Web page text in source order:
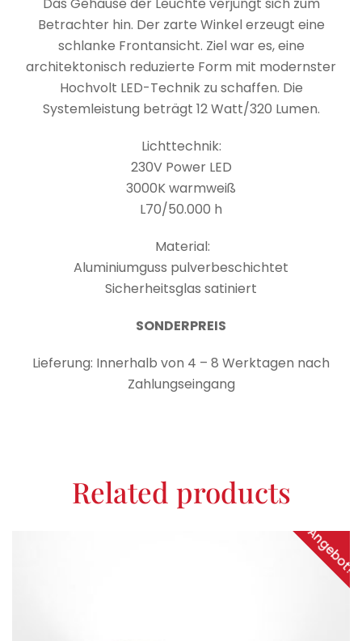
Das Gehäuse der Leuchte verjüngt sich zum
Betrachter hin. Der zarte Winkel erzeugt eine
schlanke Frontansicht. Ziel war es, eine
architektonisch reduzierte Form mit modernster
Hochvolt LED-Technik zu schaffen. Die
Systemleistung beträgt 12 Watt/320 Lumen.
Lichttechnik:
230V Power LED
3000K warmweiß
L70/50.000 h
Material:
Aluminiumguss pulverbeschichtet
Sicherheitsglas satiniert
SONDERPREIS
Lieferung: Innerhalb von 4 – 8 Werktagen nach
Zahlungseingang
Related products
Angebot!